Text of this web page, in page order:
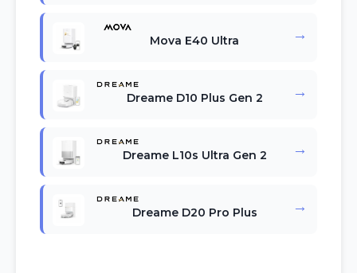
Mova E40 Ultra →
Dreame D10 Plus Gen 2 →
Dreame L10s Ultra Gen 2 →
Dreame D20 Pro Plus →